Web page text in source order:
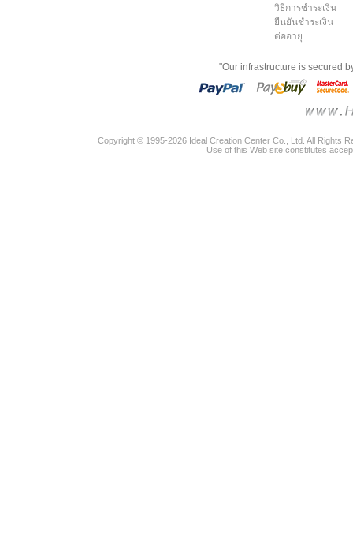
วิธีการชำระเงิน
ยืนยันชำระเงิน
ต่ออายุ
"Our infrastructure is secured
Copyright © 1995-2026 Ideal Creation Center Co., Ltd. All Rights
Use of this Web site constitutes